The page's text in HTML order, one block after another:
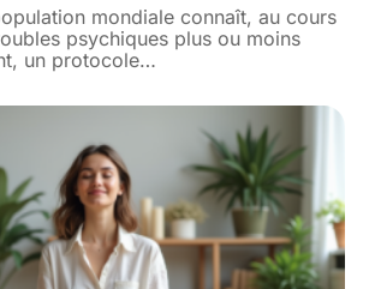
mondiale connaît, au cours
psychiques plus ou moins
un protocole…